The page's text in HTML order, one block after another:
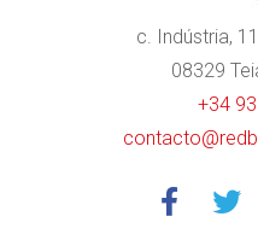
c. Indústria,
08329
+34